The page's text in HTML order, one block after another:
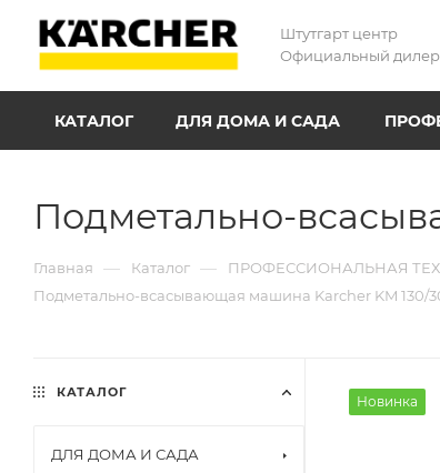
Штутгарт центр
Официальный
КАТАЛОГ ДЛЯ ДОМА И САДА
Подметально-
Главная — Каталог — ПРОФЕССИОНАЛЬНАЯ
Подметально-всасывающая машина Karcher KM 130/
Новинка
КАТАЛОГ
ДЛЯ ДОМА И САДА